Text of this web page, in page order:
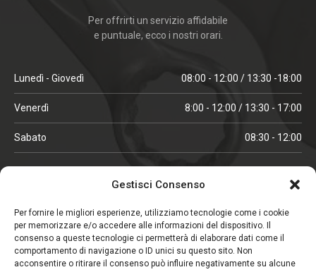
Gestisci Consenso
Per fornire le migliori esperienze, utilizziamo tecnologie come i cookie
per memorizzare e/o accedere alle informazioni del dispositivo. Il
consenso a queste tecnologie ci permetterà di elaborare dati come il
comportamento di navigazione o ID unici su questo sito. Non
acconsentire o ritirare il consenso può influire negativamente su alcune
Per offrirti un servizio affidabile
e puntuale, ecco i nostri orari.
Lunedì - Giovedì 08:00 - 12:00 / 13:30 -18:00
Venerdì 8:00 - 12:00 / 13:30 - 17:00
Sabato 08:30 - 12:00
ORARI IN ALTA STAGIONE
Lunedì - Venerdì 08:00 - 12:00 / 13:30 -18:00
Sabato 08:00 - 12:00